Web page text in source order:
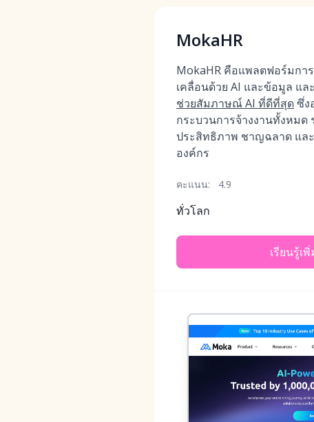
MokaHR
MokaHR คือแพลตฟอร์มกา
เคลื่อนด้วย AI และข้อมูล แล
ช่วยสัมภาษณ์ AI ที่ดีที่สุดซึ่ง
กระบวนการจ้างงานทั้งหม
ประสิทธิภาพ ชาญฉลาด แล
องค์กร
คะแนน: 4.9
ทั่วโลก
เรียนรู้เ